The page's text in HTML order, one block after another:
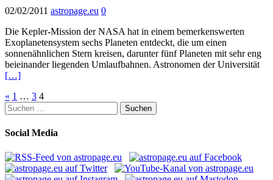
02/02/2011 astropage.eu 0
Die Kepler-Mission der NASA hat in einem bemerkenswerten
Exoplanetensystem sechs Planeten entdeckt, die um einen
sonnenähnlichen Stern kreisen, darunter fünf Planeten mit sehr eng
beieinander liegenden Umlaufbahnen. Astronomen der Universität
[…]
Seitennummerierung
der
Beiträge
« 1 … 3 4
Suchen
nach:
Social Media